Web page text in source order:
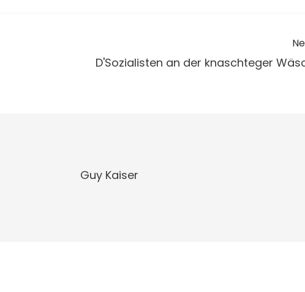
D'Sozialisten an der knaschteger
Guy Kaiser